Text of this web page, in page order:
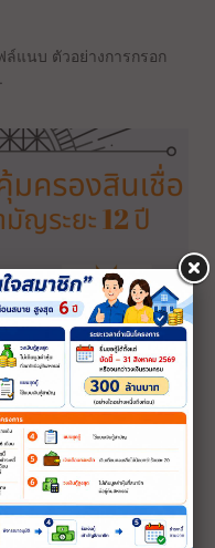
แนบ ตัวอย่างการกรอก
พื่อสมาชิกสหกรณ์
กัน พร้อมดาวน์โหลด
อเอ จำกัด ...